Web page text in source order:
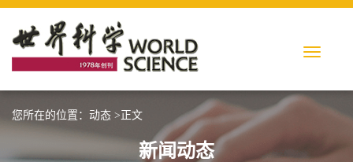
您所在的位置： 动态 >正文
新闻动态